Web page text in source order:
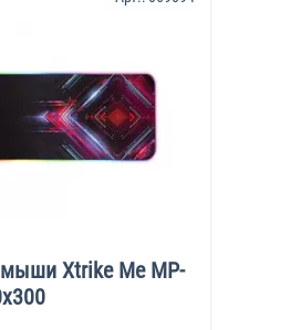
Xtrike Me MP-